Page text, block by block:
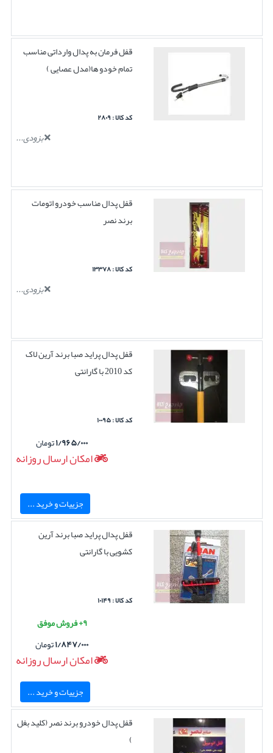
قفل فرمان به پدال وارداتی مناسب
تمام خودو ها(مدل عصایی )
کد کالا : ۲۸۰۹
بزودی...
قفل پدال مناسب خودرو اتومات
برند نصر
کد کالا : ۱۳۳۷۸
بزودی...
قفل پدال پراید صبا برند آرین لاک
کد 2010 با گارانتی
کد کالا : ۱۰۰۹۵
۱/۹۶۵/۰۰۰تومان
امکان ارسال روزانه
جزییات و خرید ...
قفل پدال پراید صبا برند آرین
کشویی با گارانتی
کد کالا : ۱۰۱۴۹
۹+ فروش موفق
۱/۸۴۷/۰۰۰تومان
امکان ارسال روزانه
جزییات و خرید ...
قفل پدال خودرو برند نصر (کلید بغل
)